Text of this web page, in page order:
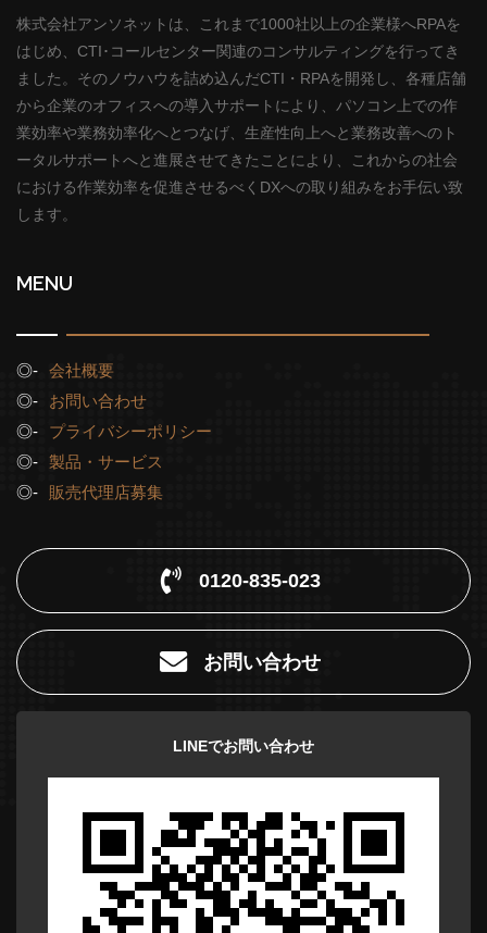
株式会社アンソネットは、これまで1000社以上の企業様へRPAを
はじめ、CTI･コールセンター関連のコンサルティングを行ってき
ました。そのノウハウを詰め込んだCTI・RPAを開発し、各種店舗
から企業のオフィスへの導入サポートにより、パソコン上での作
業効率や業務効率化へとつなげ、生産性向上へと業務改善へのト
ータルサポートへと進展させてきたことにより、これからの社会
における作業効率を促進させるべくDXへの取り組みをお手伝い致
します。
MENU
会社概要
お問い合わせ
プライバシーポリシー
製品・サービス
販売代理店募集
0120-835-023
お問い合わせ
LINEでお問い合わせ